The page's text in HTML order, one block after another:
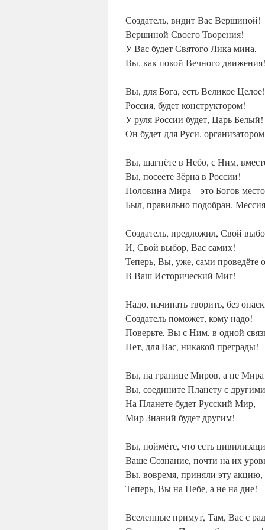
Создатель, видит Вас Вершиной!
Вершиной Своего Творения!
У Вас будет Святого Лика мина,
Вы, как покой Вечного движения!
Вы, для Бога, есть Великое Целое!
Россия, будет конструктором!
У руля России будет, Царь Белый!
Он будет для Руси,
Вы, шагнёте в Небо, с Ним,
Вы, посеете Зёрна в России!
Половина Мира – это Богов
Был, правильно подобран,
Создатель, предложил, Свой
И, Свой выбор, Вас самих!
Теперь, Вы, уже, сами проведёте
В Ваш Исторический Миг!
Надо, начинать творить, без
Создатель поможет, кому надо!
Поверьте, Вы с Ним, в одной
Нет, для Вас, никакой преграды!
Вы, на границе Миров, а не
Вы, соедините Планету с
На Планете будет Русский Мир,
Мир Знаний будет другим!
Вы, поймёте, что есть
Ваше Сознание, почти на их
Вы, вовремя, приняли эту акцию,
Теперь, Вы на Небе, а не на дне!
Вселенные примут, Там, Вас с